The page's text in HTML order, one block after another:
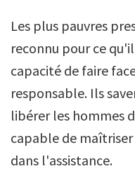
Les plus pauvres
reconnu pour ce
capacité de faire
responsable. Ils
libérer les hommes
capable de
dans l'assistance.